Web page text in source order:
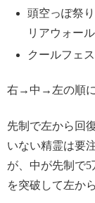
頭空っぽ祭
リアウォー
クールフェ
右→中→左の順に
先制で左から回
いない精霊は要
が、中が先制で
を突破して左か